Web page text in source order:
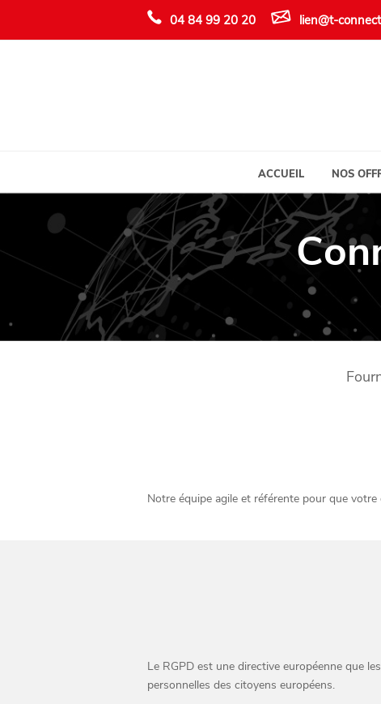
04 84 99 20 20 lien@t-
ACCUEIL NOS
Notre équipe agile et référente pour que
Le RGPD est une directive européenne que
personnelles des citoyens européens.